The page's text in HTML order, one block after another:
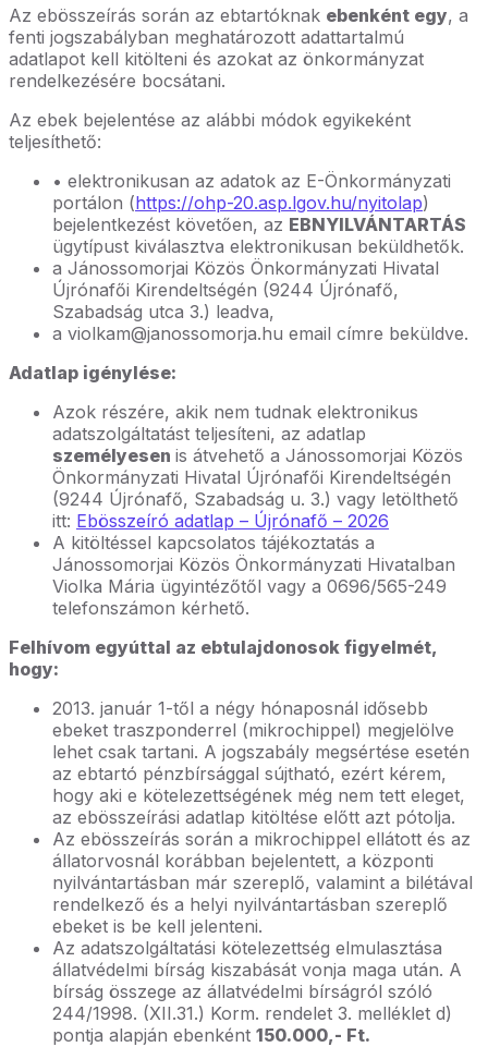
Az ebösszeírás során az ebtartóknak ebenként egy, a
fenti jogszabályban meghatározott adattartalmú
adatlapot kell kitölteni és azokat az önkormányzat
rendelkezésére bocsátani.
Az ebek bejelentése az alábbi módok egyikeként
teljesíthető:
• elektronikusan az adatok az E-Önkormányzati
portálon (https://ohp-20.asp.lgov.hu/nyitolap)
bejelentkezést követően, az EBNYILVÁNTARTÁS
ügytípust kiválasztva elektronikusan beküldhetők.
a Jánossomorjai Közös Önkormányzati Hivatal
Újrónafői Kirendeltségén (9244 Újrónafő,
Szabadság utca 3.) leadva,
a violkam@janossomorja.hu email címre beküldve.
Adatlap igénylése:
Azok részére, akik nem tudnak elektronikus
adatszolgáltatást teljesíteni, az adatlap
személyesen is átvehető a Jánossomorjai Közös
Önkormányzati Hivatal Újrónafői Kirendeltségén
(9244 Újrónafő, Szabadság u. 3.) vagy letölthető
itt: Ebösszeíró adatlap – Újrónafő – 2026
A kitöltéssel kapcsolatos tájékoztatás a
Jánossomorjai Közös Önkormányzati Hivatalban
Violka Mária ügyintézőtől vagy a 0696/565-249
telefonszámon kérhető.
Felhívom egyúttal az ebtulajdonosok figyelmét,
hogy:
2013. január 1-től a négy hónaposnál idősebb
ebeket traszponderrel (mikrochippel) megjelölve
lehet csak tartani. A jogszabály megsértése esetén
az ebtartó pénzbírsággal sújtható, ezért kérem,
hogy aki e kötelezettségének még nem tett eleget,
az ebösszeírási adatlap kitöltése előtt azt pótolja.
Az ebösszeírás során a mikrochippel ellátott és az
állatorvosnál korábban bejelentett, a központi
nyilvántartásban már szereplő, valamint a bilétával
rendelkező és a helyi nyilvántartásban szereplő
ebeket is be kell jelenteni.
Az adatszolgáltatási kötelezettség elmulasztása
állatvédelmi bírság kiszabását vonja maga után. A
bírság összege az állatvédelmi bírságról szóló
244/1998. (XII.31.) Korm. rendelet 3. melléklet d)
pontja alapján ebenként 150.000,- Ft.